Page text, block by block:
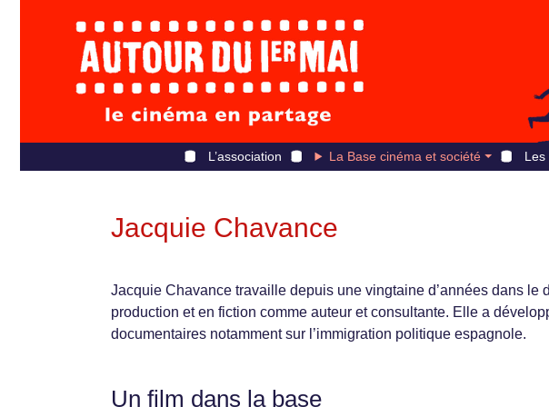
L’association La Base cinéma et société Les
Jacquie Chavance
Jacquie Chavance travaille depuis une vingtaine d’années dans le
production et en fiction comme auteur et consultante. Elle a
documentaires notamment sur l’immigration politique espagnole.
Un film dans la base